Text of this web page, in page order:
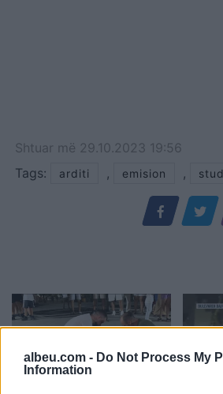
albeu.com - Do Not Process My
Information
Shtuar më 29.10.2023 19:56
Tags:
arditi , emision ,